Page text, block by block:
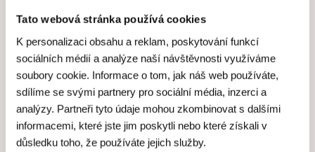
Tato webová stránka používá cookies
K personalizaci obsahu a reklam, poskytování funkcí
sociálních médií a analýze naší návštěvnosti využíváme
soubory cookie. Informace o tom, jak náš web používáte,
sdílíme se svými partnery pro sociální média, inzerci a
analýzy. Partneři tyto údaje mohou zkombinovat s dalšími
informacemi, které jste jim poskytli nebo které získali v
důsledku toho, že používáte jejich služby.
Cena všech našich kurzů
zahrnuje
Skutečněindividuální péčilektora a personálu –
kurzy koncipujeme promaximálně 8 účastníků
Veškeré suroviny, u nichž klademe velký